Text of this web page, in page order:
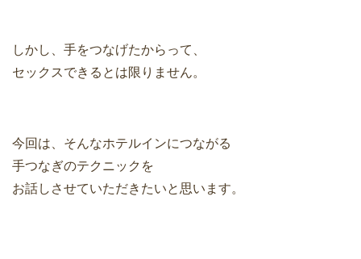
しかし、手をつなげたからって、
セックスできるとは限りません。
今回は、そんなホテルインにつながる
手つなぎのテクニックを
お話しさせていただきたいと思います。